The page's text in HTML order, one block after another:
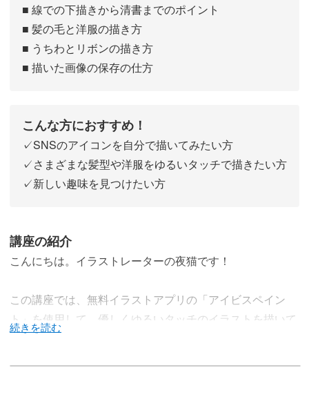
■ 線での下描きから清書までのポイント
■ 髪の毛と洋服の描き方
■ うちわとリボンの描き方
■ 描いた画像の保存の仕方
こんな方におすすめ！
✓SNSのアイコンを自分で描いてみたい方
✓さまざまな髪型や洋服をゆるいタッチで描きたい方
✓新しい趣味を見つけたい方
講座の紹介
こんにちは。イラストレーターの夜猫です！
この講座では、無料イラストアプリの「アイビスペイン
ト」を使用して、優しくゆるいタッチのイラストを描いて
いきます。